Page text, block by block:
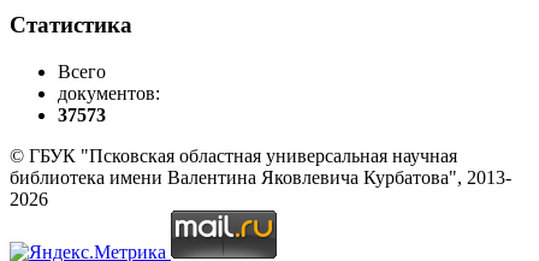
Статистика
Всего
документов:
37573
© ГБУК "Псковская областная универсальная научная
библиотека имени Валентина Яковлевича Курбатова", 2013-
2026